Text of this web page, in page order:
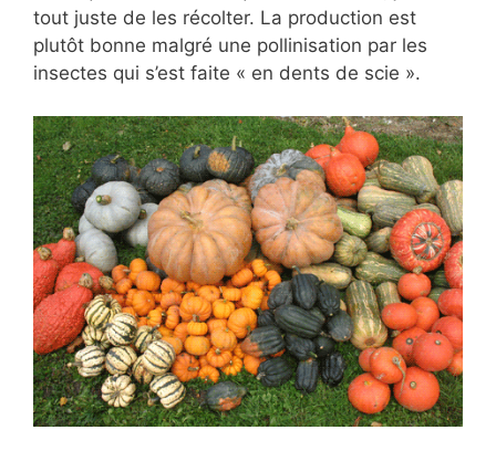
tout juste de les récolter. La production est
plutôt bonne malgré une pollinisation par les
insectes qui s’est faite « en dents de scie ».